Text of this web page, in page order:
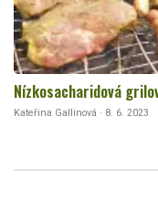
Nízkosacharidová
Kateřina Gallinová · 8. 6. 2023